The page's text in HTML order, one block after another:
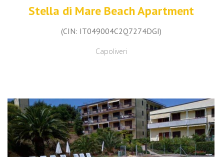
Stella di Mare Beach Apartment
(CIN: IT049004C2Q7274DGI)
Capoliveri